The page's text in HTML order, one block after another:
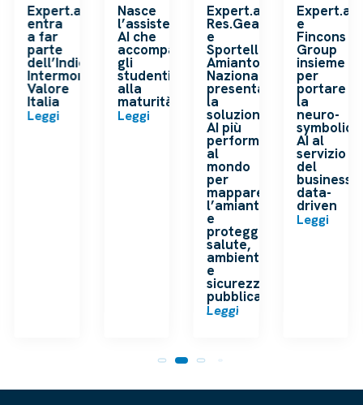
Expert.ai
entra
a far
parte
dell’Indice
Intermonte
Valore
Italia
Leggi
Nasce
l’assistente
AI che
accompagna
gli
studenti
alla
maturità
Leggi
Expert.ai,
Res.Gea
e
Sportello
Amianto
Nazionale
presentano
la
soluzione
AI più
performante
al
mondo
per
mappare
l’amianto
e
proteggere
salute,
ambiente
e
sicurezza
pubblica
Leggi
Expert.ai
e
Fincons
Group
insieme
per
portare
la
neuro-
symbolic
AI al
servizio
del
business
data-
driven
Leggi